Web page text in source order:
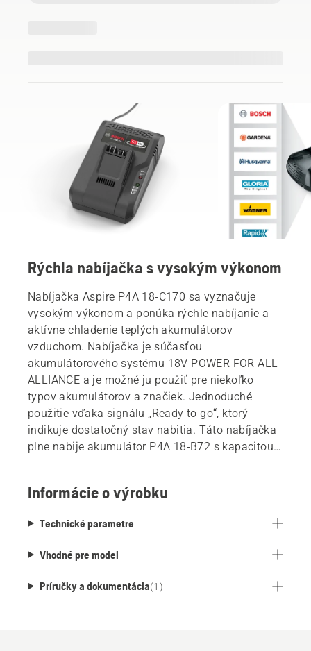
Rýchla nabíjačka s vysokým výkonom
Nabíjačka Aspire P4A 18-C170 sa vyznačuje
vysokým výkonom a ponúka rýchle nabíjanie a
aktívne chladenie teplých akumulátorov
vzduchom. Nabíjačka je súčasťou
akumulátorového systému 18V POWER FOR ALL
ALLIANCE a je možné ju použiť pre niekoľko
typov akumulátorov a značiek. Jednoduché
použitie vďaka signálu „Ready to go“, ktorý
indikuje dostatočný stav nabitia. Táto nabíjačka
plne nabije akumulátor P4A 18-B72 s kapacitou
Informácie o výrobku
Technické parametre
Vhodné pre model
Príručky a dokumentácia(1 )